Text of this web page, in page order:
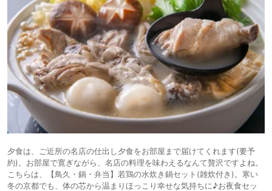
夕食は、ご近所の名店の仕出し夕食をお部屋まで届けてくれます(要予
約)。お部屋で寛ぎながら、名店の料理を味わえるなんて贅沢ですよね。
こちらは、【鳥久・鍋・弁当】若鶏の水炊き鍋セット(雑炊付き)。寒い
冬の京都でも、体の芯から温まりほっこり幸せな気持ちに♪お夜食セッ